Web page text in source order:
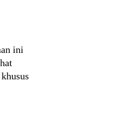
ini